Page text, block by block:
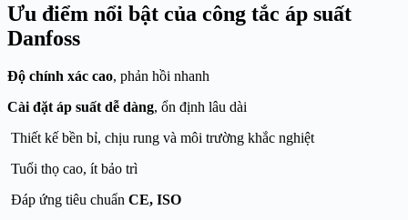
Ưu điểm nổi bật của công tắc áp suất
Danfoss
Độ chính xác cao, phản hồi nhanh
Cài đặt áp suất dễ dàng, ổn định lâu dài
Thiết kế bền bỉ, chịu rung và môi trường khắc nghiệt
Tuổi thọ cao, ít bảo trì
Đáp ứng tiêu chuẩn CE, ISO